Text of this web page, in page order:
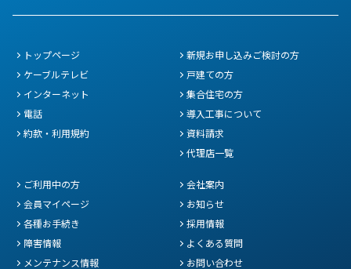
トップページ
ケーブルテレビ
インターネット
電話
約款・利用規約
新規お申し込みご検討の方
戸建ての方
集合住宅の方
導入工事について
資料請求
代理店一覧
ご利用中の方
会員マイページ
各種お手続き
障害情報
メンテナンス情報
会社案内
お知らせ
採用情報
よくある質問
お問い合わせ